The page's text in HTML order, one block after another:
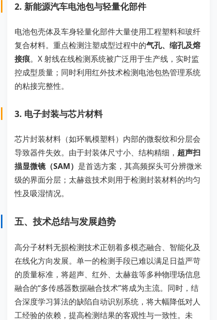
2. 新能源汽车电池包与轻量化部件
电池包壳体及车身轻量化部件大量使用工程塑料和玻纤
复合材料。重点检测注塑成型过程中的气孔、缩孔及熔
接痕。X 射线在线检测系统被广泛用于生产线，实时监
控成型质量；同时利用红外技术检测电池包热管理系统
的粘接完整性。
3. 电子封装与芯片材料
芯片封装材料（如环氧模塑料）内部的微裂纹和分层会
导致器件失效。由于封装体尺寸小、结构精细， 超声扫
描显微镜（SAM） 是首选方案，其高频探头可分辨微米
级的界面分层；太赫兹技术则用于检测封装材料的均匀
性及吸湿情况。
五、技术总结与发展趋势
高分子材料无损检测技术正朝着多模态融合、智能化及
在线化方向发展。单一的检测手段已难以满足日益严苛
的质量标准，将超声、红外、太赫兹等多种物理场信息
融合的“多传感器数据融合技术”将成为主流。同时，结
合深度学习算法的缺陷自动识别系统，将大幅降低对人
工经验的依赖，提高检测结果的客观性与一致性。未